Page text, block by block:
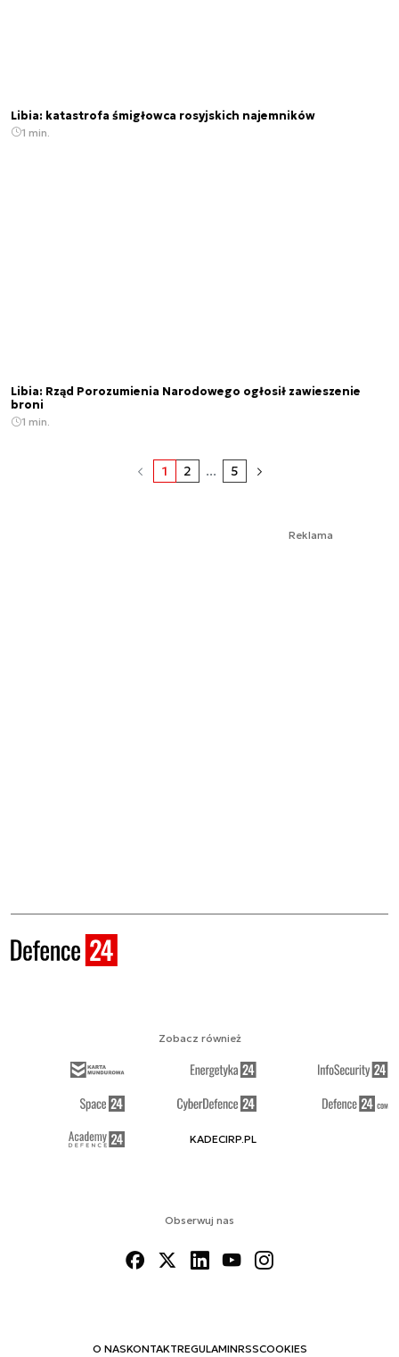
Libia: katastrofa śmigłowca rosyjskich najemników
1 min.
Libia: Rząd Porozumienia Narodowego ogłosił zawieszenie
broni
1 min.
1 2 ... 5
Reklama
Obserwuj nas
O NASKONTAKTREGULAMINRSSCOOKIES
Zobacz również
KADECIRP.PL